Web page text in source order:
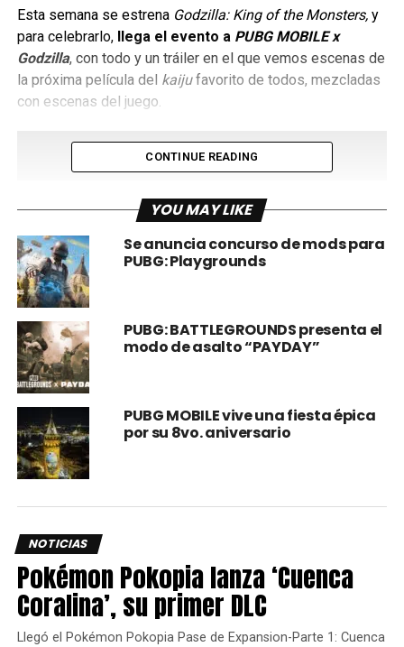
Esta semana se estrena Godzilla: King of the Monsters,y
para celebrarlo,
llega el evento a PUBG MOBILE x
Godzilla, con todo y un tráiler en el que vemos escenas de
la próxima película del kaijufavorito de todos, mezcladas
con escenas del juego.
Los detalles de este evento aún están por revelarse, pero
sin duda lo sabremos muy pronto ya que
the Monsters
Recuerden que PUBG MOBILEpuede ser descargado a
través de la
sistema operativo de su
comments
RELATED TOPICS:
GODZILLA 2
GODZILLA KING OF MONSTERS
CONTINUE READING
YOU MAY LIKE
Se anuncia concurso de mods para
PUBG: Playgrounds
PUBG: BATTLEGROUNDS presenta el
modo de asalto “PAYDAY”
PUBG MOBILE vive una fiesta épica
por su 8vo. aniversario
NOTICIAS
Pokémon Pokopia lanza ‘Cuenca
Coralina’, su primer DLC
Llegó el Pokémon Pokopia Pase de Expansion-Parte 1: Cuenca